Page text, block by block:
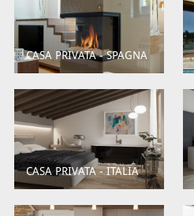
CASA PRIVATA - SPAGNA
CASA PRIVATA - ITALIA